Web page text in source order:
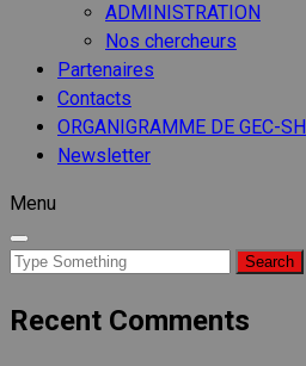
ADMINISTRATION
Nos chercheurs
Partenaires
Contacts
ORGANIGRAMME DE GEC-SH
Newsletter
Menu
Search
Recent Comments